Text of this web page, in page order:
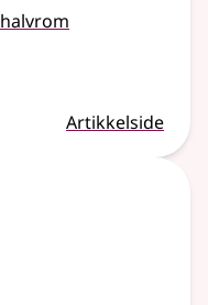
halvrom
Artikkelside